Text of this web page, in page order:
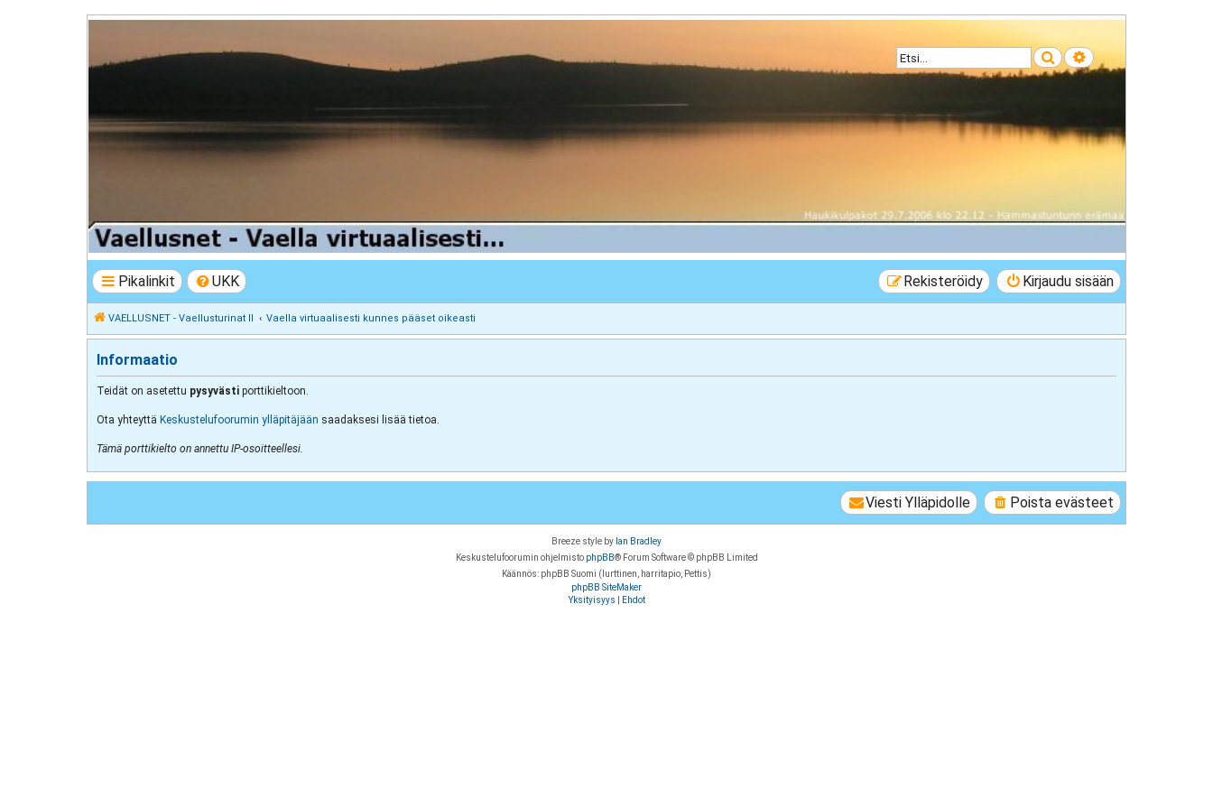
Etsi Tarkennettu haku
VAELLUSNET - Vaellusturinat II
Keskustelua vaeltamisesta ja Lapista
Pikalinkit UKK Kirjaudu sisään
Rekisteröidy
VAELLUSNET - Vaellusturinat II Vaella virtuaalisesti kunnes pääset oikeasti
Informaatio
Teidät on asetettu pysyvästi porttikieltoon.
Ota yhteyttä Keskustelufoorumin ylläpitäjään saadaksesi lisää tietoa.
Tämä porttikielto on annettu IP-osoitteellesi.
Poista evästeet
Viesti Ylläpidolle
Breeze style by Ian Bradley
Keskustelufoorumin ohjelmisto phpBB® Forum Software © phpBB Limited
Käännös: phpBB Suomi (lurttinen, harritapio, Pettis)
phpBB SiteMaker
Yksityisyys
Ehdot